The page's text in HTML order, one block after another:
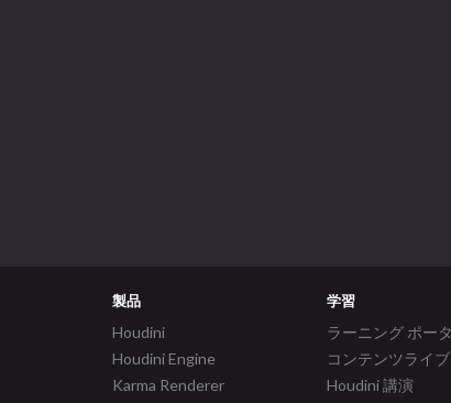
製品
Houdini
Houdini Engine
Karma Renderer
学習
ラーニング ポー
コンテンツライ
Houdini 講演